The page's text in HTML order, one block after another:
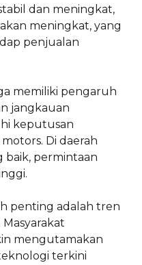
dan meningkat,
meningkat, yang
penjualan
memiliki pengaruh
jangkauan
keputusan
Di daerah
permintaan
penting adalah tren
mengutamakan
terkini